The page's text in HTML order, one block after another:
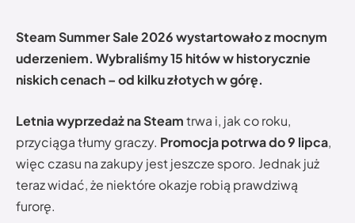
Steam Summer Sale 2026 wystartowało z mocnym
uderzeniem. Wybraliśmy 15 hitów w historycznie
niskich cenach – od kilku złotych w górę.
Letnia wyprzedaż na Steamtrwa i, jak co roku,
przyciąga tłumy graczy. Promocja potrwa do 9 lipca,
więc czasu na zakupy jest jeszcze sporo. Jednak już
teraz widać, że niektóre okazje robią prawdziwą
furorę.